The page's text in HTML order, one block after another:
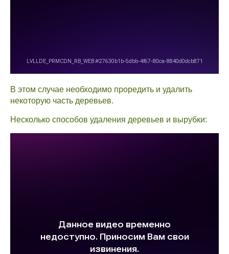
В этом случае необходимо проредить и удалить
некоторую часть деревьев.
Несколько способов удаления деревьев и вырубки: